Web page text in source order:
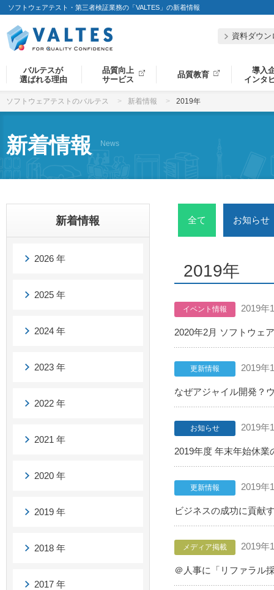
ソフトウェアテスト・第三者検証業務の「VALTES」の新着情報
資料ダウン
バルテスが
選ばれる理由
品質向上
サービス
品質教育
導入
インタ
ソフトウェアテストのバルテス 新着情報 2019年
新着情報 News
全て お知らせ
2019年
イベント情報 2019年
2020年2月 ソフトウェ
更新情報 2019年
なぜアジャイル開発？
お知らせ 2019年
2019年度 年末年始休業
更新情報 2019年
ビジネスの成功に貢献
メディア掲載 2019年
＠人事に「リファラル
新着情報
2026 年
2025 年
2024 年
2023 年
2022 年
2021 年
2020 年
2019 年
2018 年
2017 年